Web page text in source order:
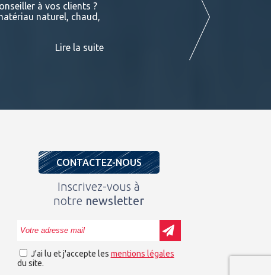
à vos clients ?
naturel, chaud,
Lire la suite
Vous retrouverez dans les liens
exotiques en stock chez BATIDOC
PADOUK Ces fiches sont
CONTACTEZ-NOUS
Inscrivez-vous à
notre newsletter
J'ai lu et j'accepte les mentions légales
du site.